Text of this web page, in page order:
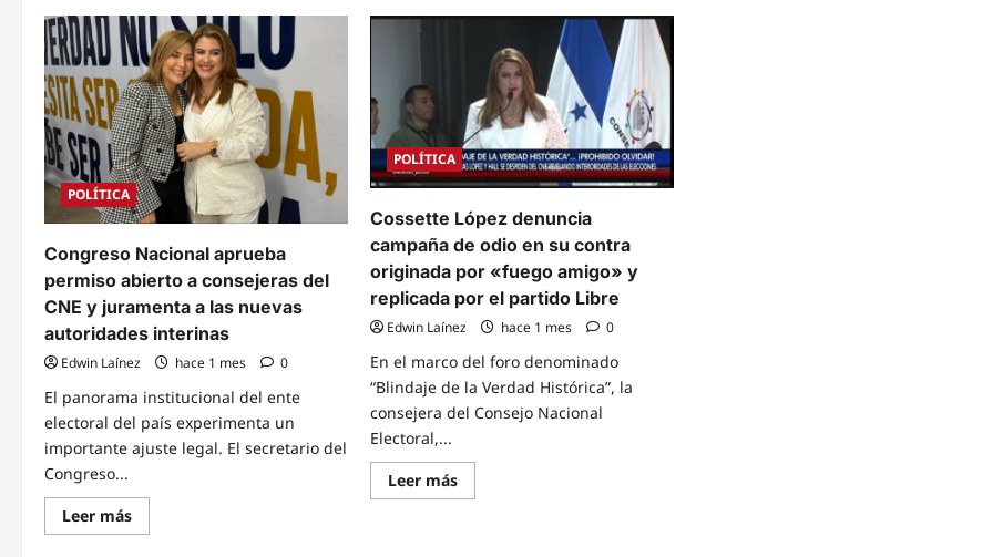
exfuncionarios
para
reformar
la
Ley
Electoral
y
analizará
su
impacto
técnico
factura
Congreso
Nacional
frena
las
reformas
electorales
POLÍTICA
Congreso Nacional aprueba
permiso abierto a consejeras del
CNE y juramenta a las nuevas
autoridades interinas
Edwin Laínez hace 1 mes 0
El panorama institucional del ente
electoral del país experimenta un
importante ajuste legal. El secretario del
Congreso...
Leer másRead
more
POLÍTICA
Cossette López denuncia
campaña de odio en su contra
originada por «fuego amigo» y
replicada por el partido Libre
Edwin Laínez hace 1 mes 0
En el marco del foro denominado
“Blindaje de la Verdad Histórica”, la
consejera del Consejo Nacional
Electoral,...
Leer másRead
more